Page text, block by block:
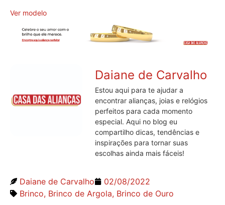
Ver modelo
Daiane de Carvalho
Estou aqui para te ajudar a
encontrar alianças, joias e relógios
perfeitos para cada momento
especial. Aqui no blog eu
compartilho dicas, tendências e
inspirações para tornar suas
escolhas ainda mais fáceis!
Daiane de Carvalho
02/08/2022
Brinco, Brinco de Argola, Brinco de Ouro